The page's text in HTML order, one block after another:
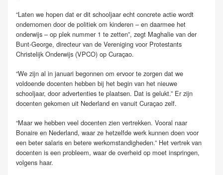
“Laten we hopen dat er dit schooljaar echt concrete actie wordt
ondernomen door de politiek om kinderen – en daarmee het
onderwijs – op plek nummer 1 te zetten”, zegt Maghalie van der
Bunt-George, directeur van de Vereniging voor Protestants
Christelijk Onderwijs (VPCO) op Curaçao.
“We zijn al in januari begonnen om ervoor te zorgen dat we
voldoende docenten hebben bij het begin van het nieuwe
schooljaar, door advertenties te plaatsen. Dat is gelukt.” Er zijn
docenten gekomen uit Nederland en vanuit Curaçao zelf.
“Maar we hebben veel docenten zien vertrekken. Vooral naar
Bonaire en Nederland, waar ze hetzelfde werk kunnen doen voor
een beter salaris en betere werkomstandigheden.” Het vertrek van
docenten is een probleem, waar de overheid op moet inspringen,
volgens haar.